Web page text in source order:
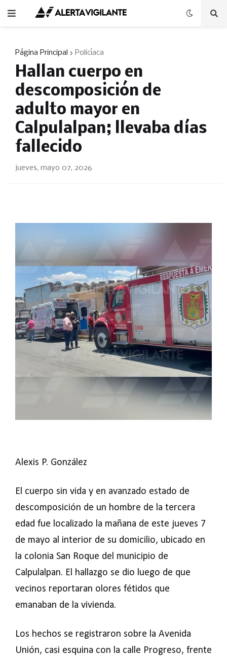
Página Principal Policíaca
Hallan cuerpo en
descomposición de
adulto mayor en
Calpulalpan; llevaba días
fallecido
jueves, mayo 07, 2026
Alexis P. González
El cuerpo sin vida y en avanzado estado de
descomposición de un hombre de la tercera
edad fue localizado la mañana de este jueves 7
de mayo al interior de su domicilio, ubicado en
la colonia San Roque del municipio de
Calpulalpan. El hallazgo se dio luego de que
vecinos reportaran olores fétidos que
emanaban de la vivienda.
Los hechos se registraron sobre la Avenida
Unión, casi esquina con la calle Progreso, frente